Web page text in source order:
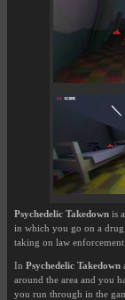
Psychedelic Takedown is
in which you go on a
taking on law
In Psychedelic Takedown
around the area and you
you run through in the